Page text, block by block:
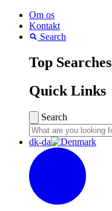
Om os
Kontakt
Search
Top Searches
Quick Links
Search
dk-da